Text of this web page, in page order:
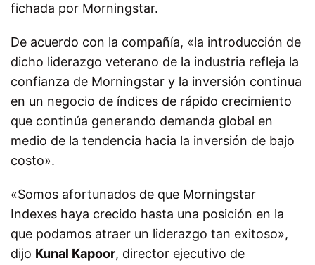
fichada por Morningstar.
De acuerdo con la compañía, «la introducción de
dicho liderazgo veterano de la industria refleja la
confianza de Morningstar y la inversión continua
en un negocio de índices de rápido crecimiento
que continúa generando demanda global en
medio de la tendencia hacia la inversión de bajo
costo».
«Somos afortunados de que Morningstar
Indexes haya crecido hasta una posición en la
que podamos atraer un liderazgo tan exitoso»,
dijo Kunal Kapoor, director ejecutivo de